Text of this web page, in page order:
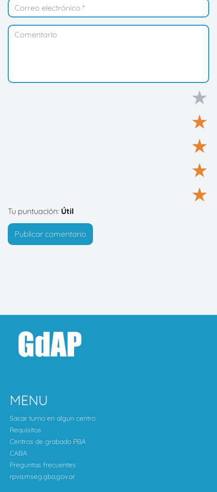
★
★
★
★
★
Tu puntuación: Útil
MENU
Sacar turno en algun centro
Requisitos
Centros de grabado PBA
CABA
Preguntas frecuentes
rpva.mseg.gba.gov.ar